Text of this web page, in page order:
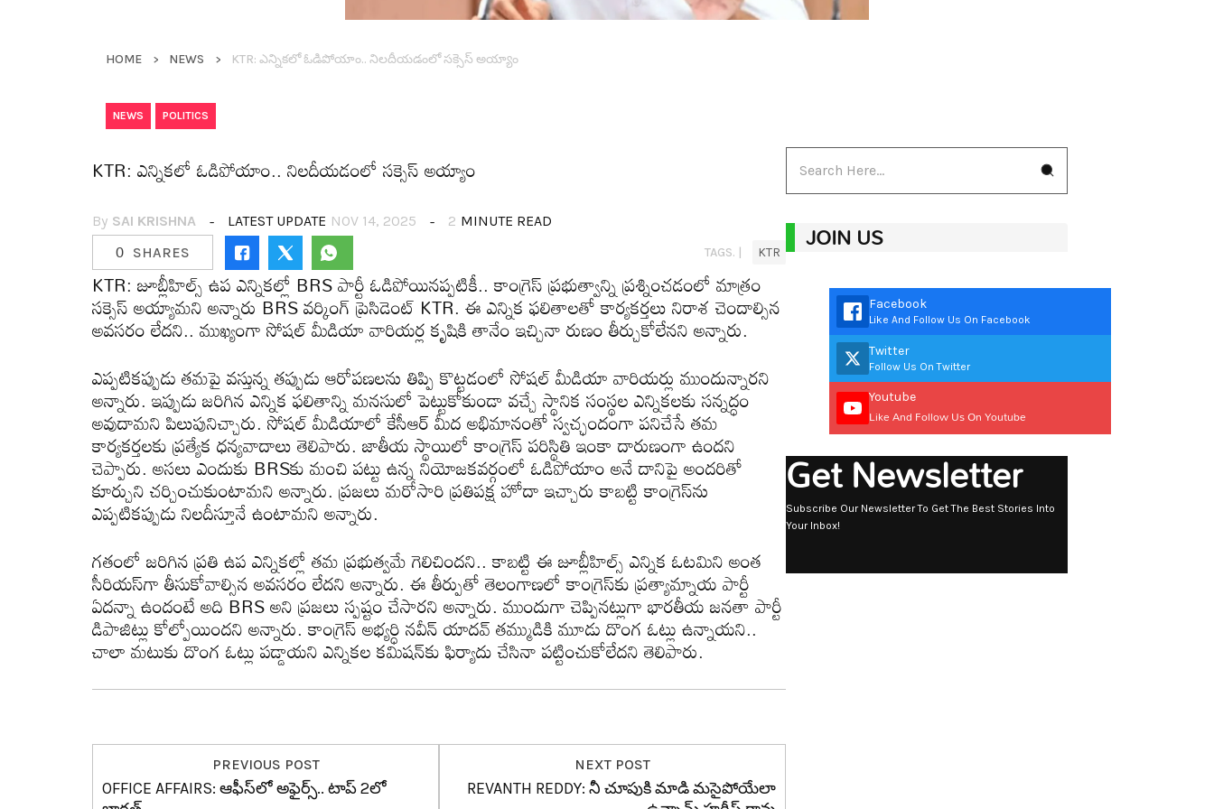
HOME NEWS KTR: ఎన్నిక‌లో ఓడిపోయాం.. నిలదీయడంలో సక్సెస్ అయ్యాం
NEWS POLITICS
KTR: ఎన్నిక‌లో ఓడిపోయాం.. నిలదీయడంలో సక్సెస్ అయ్యాం
By SAI KRISHNA LATEST UPDATE NOV 14, 2025 2 MINUTE READ
0 SHARES TAGS. | KTR
KTR: జూబ్లీహిల్స్ ఉప ఎన్నిక‌ల్లో BRS పార్టీ ఓడిపోయిన‌ప్ప‌టికీ.. కాంగ్రెస్ ప్ర‌భుత్వాన్ని ప్ర‌శ్నించ‌డంలో మాత్రం
స‌క్సెస్ అయ్యామ‌ని అన్నారు BRS వ‌ర్కింగ్ ప్రెసిడెంట్ KTR. ఈ ఎన్నిక ఫలితాలతో కార్యకర్తలు నిరాశ చెందాల్సిన
అవసరం లేదని.. ముఖ్యంగా సోషల్ మీడియా వారియర్ల కృషికి తానేం ఇచ్చినా రుణం తీర్చుకోలేనని అన్నారు.
ఎప్ప‌టిక‌ప్పుడు త‌మ‌పై వ‌స్తున్న త‌ప్పుడు ఆరోప‌ణ‌లను తిప్పి కొట్ట‌డంలో సోష‌ల్ మీడియా వారియ‌ర్లు ముందున్నార‌ని
అన్నారు. ఇప్పుడు జ‌రిగిన ఎన్నిక ఫ‌లితాన్ని మ‌న‌సులో పెట్టుకోకుండా వచ్చే స్థానిక సంస్థల ఎన్నికలకు సన్నద్ధం
అవుదామ‌ని పిలుపునిచ్చారు. సోషల్ మీడియాలో కేసీఆర్‌ మీద అభిమానంతో స్వచ్ఛందంగా పనిచేసే త‌మ‌
కార్యకర్తలకు ప్రత్యేక ధన్యవాదాలు తెలిపారు. జాతీయ స్థాయిలో కాంగ్రెస్ పరిస్థితి ఇంకా దారుణంగా ఉందని
చెప్పారు. అస‌లు ఎందుకు BRSకు మంచి ప‌ట్టు ఉన్న నియోజ‌క‌వ‌ర్గంలో ఓడిపోయాం అనే దానిపై అంద‌రితో
కూర్చుని చ‌ర్చించుకుంటామ‌ని అన్నారు. ప్ర‌జ‌లు మ‌రోసారి ప్ర‌తిప‌క్ష హోదా ఇచ్చారు కాబ‌ట్టి కాంగ్రెస్‌ను
ఎప్ప‌టిక‌ప్పుడు నిల‌దీస్తూనే ఉంటామ‌ని అన్నారు.
గ‌తంలో జ‌రిగిన ప్ర‌తి ఉప ఎన్నిక‌ల్లో త‌మ ప్ర‌భుత్వ‌మే గెలిచింద‌ని.. కాబ‌ట్టి ఈ జూబ్లీహిల్స్ ఎన్నిక ఓట‌మిని అంత
సీరియ‌స్‌గా తీసుకోవాల్సిన అవ‌స‌రం లేద‌ని అన్నారు. ఈ తీర్పుతో తెలంగాణ‌లో కాంగ్రెస్‌కు ప్ర‌త్యామ్నాయ పార్టీ
ఏద‌న్నా ఉందంటే అది BRS అని ప్ర‌జ‌లు స్ప‌ష్టం చేసార‌ని అన్నారు. ముందుగా చెప్పిన‌ట్లుగా భార‌తీయ జ‌న‌తా పార్టీ
డిపాజిట్లు కోల్పోయింద‌ని అన్నారు. కాంగ్రెస్ అభ్య‌ర్ధి న‌వీన్ యాద‌వ్ త‌మ్ముడికి మూడు దొంగ ఓట్లు ఉన్నాయ‌ని..
చాలా మ‌టుకు దొంగ ఓట్లు ప‌డ్డాయ‌ని ఎన్నిక‌ల క‌మిష‌న్‌కు ఫిర్యాదు చేసినా ప‌ట్టించుకోలేద‌ని తెలిపారు.
PREVIOUS POST
OFFICE AFFAIRS: ఆఫీస్‌లో అఫైర్స్.. టాప్ 2లో
NEXT POST
REVANTH REDDY: నీ చూపుకి మాడి మ‌సైపోయేలా
JOIN US
Facebook
Like And Follow Us On Facebook
Twitter
Follow Us On Twitter
Youtube
Like And Follow Us On Youtube
Get Newsletter
Subscribe Our Newsletter To Get The Best Stories Into
Your Inbox!